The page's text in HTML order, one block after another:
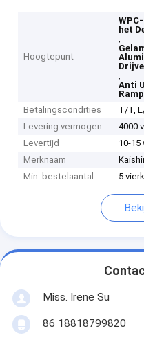
Hoogtepunt
het
,
,
Anti
Betalingscondities
T/T,
Levering vermogen
4000
Levertijd
10-15
Merknaam
Min. bestelaantal
5
Miss. Irene Su
86 18818799820